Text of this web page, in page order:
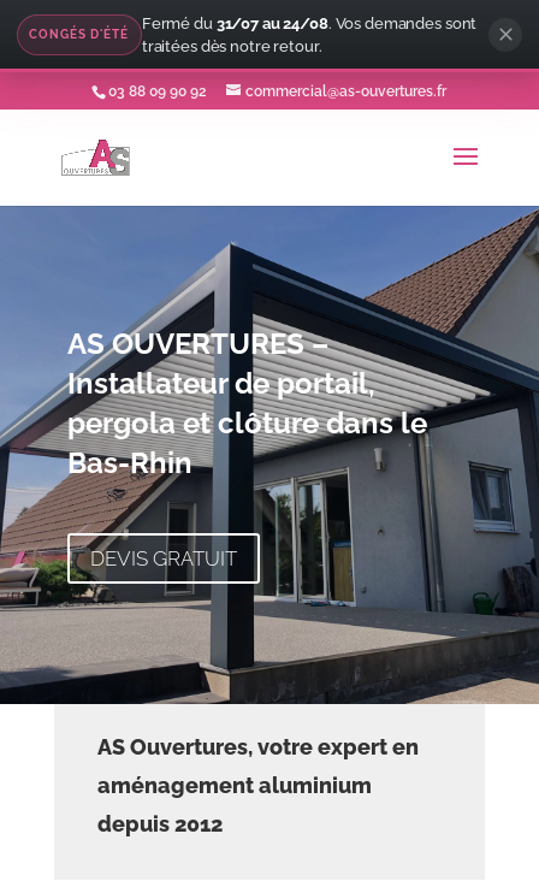
03 88 09 90 92 commercial@as-ouvertures.fr
AS OUVERTURES –
Installateur de portail,
pergola et clôture dans le
Bas-Rhin
DEVIS GRATUIT
AS Ouvertures, votre expert en
aménagement aluminium
depuis 2012
CONGÉS D'ÉTÉ
Fermé du 31/07 au 24/08. Vos demandes sont
traitées dès notre retour.